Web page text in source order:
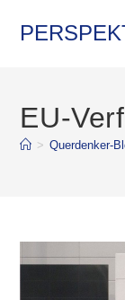
Inhalt
EU-
> Querdenker-